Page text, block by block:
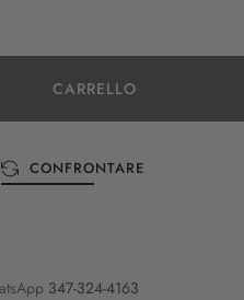
CARRELLO
CONFRONTARE
347-324-4163